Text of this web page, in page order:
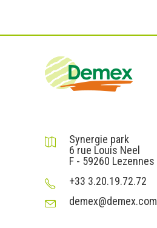
Synergie park
6 rue Louis Neel
F - 59260 Lezennes
+33 3.20.19.72.72
demex@demex.com